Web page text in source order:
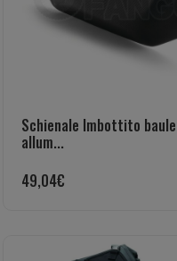
Schienale Imbottito
allum...
49,04€